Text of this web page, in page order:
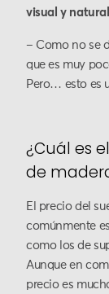
visual y
– Como no se
que es muy
Pero… esto es
¿Cuál es
de
El precio del
comúnmente
como los de
Aunque en
precio es